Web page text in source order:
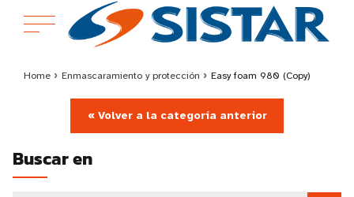
Home › Enmascaramiento y protección › Easy foam 980 (Copy)
« Volver a la categoría anterior
Buscar en